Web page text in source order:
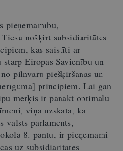
pieņemamību,
nošķirt subsidiaritātes
kas saistīti ar
starp Eiropas Savienību un
pilnvaru piešķiršanas un
principiem. Lai gan
mērķis ir panākt optimālu
viņa uzskata, ka
valsts parlaments,
8. pantu, ir pieņemami
uz subsidiaritātes